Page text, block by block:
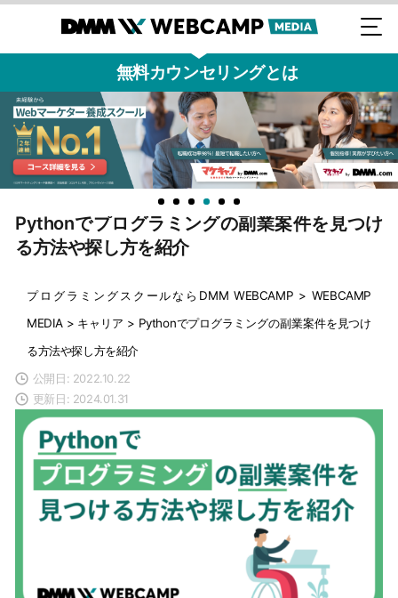
無料カウンセリングとは
Pythonでプログラミングの副業案件を見つけ
る方法や探し方を紹介
プログラミングスクールならDMM WEBCAMP > WEBCAMP
MEDIA > キャリア > Pythonでプログラミングの副業案件を見つけ
る方法や探し方を紹介
公開日: 2022.10.22
更新日: 2024.01.31